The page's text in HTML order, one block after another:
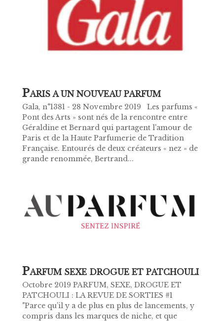
PARIS A UN NOUVEAU PARFUM
Gala, n°1381 - 28 Novembre 2019 Les parfums «
Pont des Arts » sont nés de la rencontre entre
Géraldine et Bernard qui partagent l'amour de
Paris et de la Haute Parfumerie de Tradition
Française. Entourés de deux créateurs « nez » de
grande renommée, Bertrand...
PARFUM SEXE DROGUE ET PATCHOULI
Octobre 2019 PARFUM, SEXE, DROGUE ET
PATCHOULI : LA REVUE DE SORTIES #1
"Parce qu’il y a de plus en plus de lancements, y
compris dans les marques de niche, et que